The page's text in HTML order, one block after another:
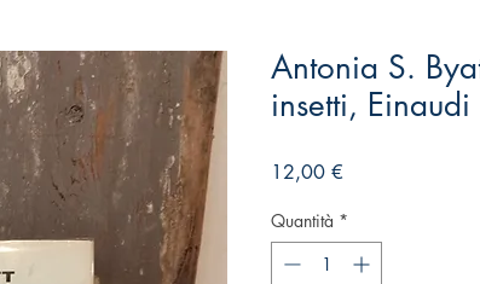
Antonia S.
insetti,
12,00 €Prezzo
Quantità *